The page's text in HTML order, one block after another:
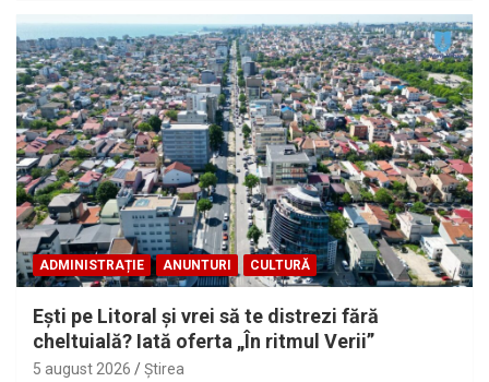
ADMINISTRAȚIE ANUNTURI CULTURĂ
Eşti pe Litoral şi vrei să te distrezi fără
cheltuială? Iată oferta „În ritmul Verii”
5 august 2026 Ştirea